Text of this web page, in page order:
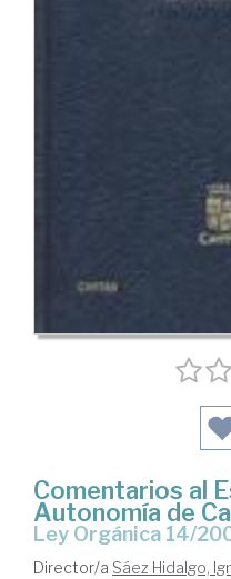
Comentarios al
Autonomía de
Ley Orgánica 14/
Director/a Sáez Hidalgo,